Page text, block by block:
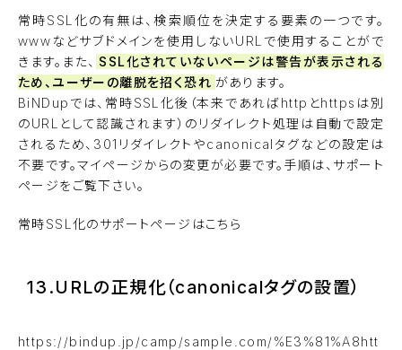
常時SSL化の有無は、検索順位を決定する要素の一つです。
wwwなどサブドメインを使用しないURLで使用することがで
きます。また、 SSL化されていないページは警告が表示される
ため、ユーザーの離脱を招く恐れ があります。
BiNDupでは、常時SSL化後（本来であればhttpとhttpsは別
のURLとして認識されます）のリダイレクト処理は自動で設定
されるため、301リダイレクトやcanonicalタグなどの設定は
不要です。マイページからの変更が必要です。手順は、サポート
ページをご覧下さい。
常時SSL化のサポートページはこちら
13.URLの正規化（canonicalタグの設置）
https://bindup.jp/camp/sample.com/%E3%81%A8htt